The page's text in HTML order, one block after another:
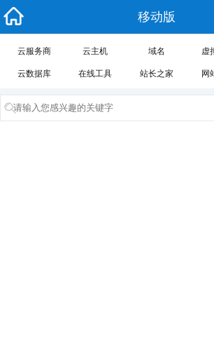
移动版
云服务商 云主机 域名 虚
云数据库 在线工具 站长之家 网